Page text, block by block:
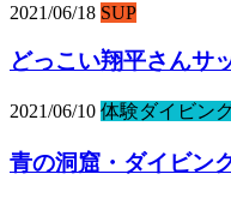
2021/06/18 SUP
どっこい翔平さんサ
2021/06/10 体験ダイビン
青の洞窟・ダイビン